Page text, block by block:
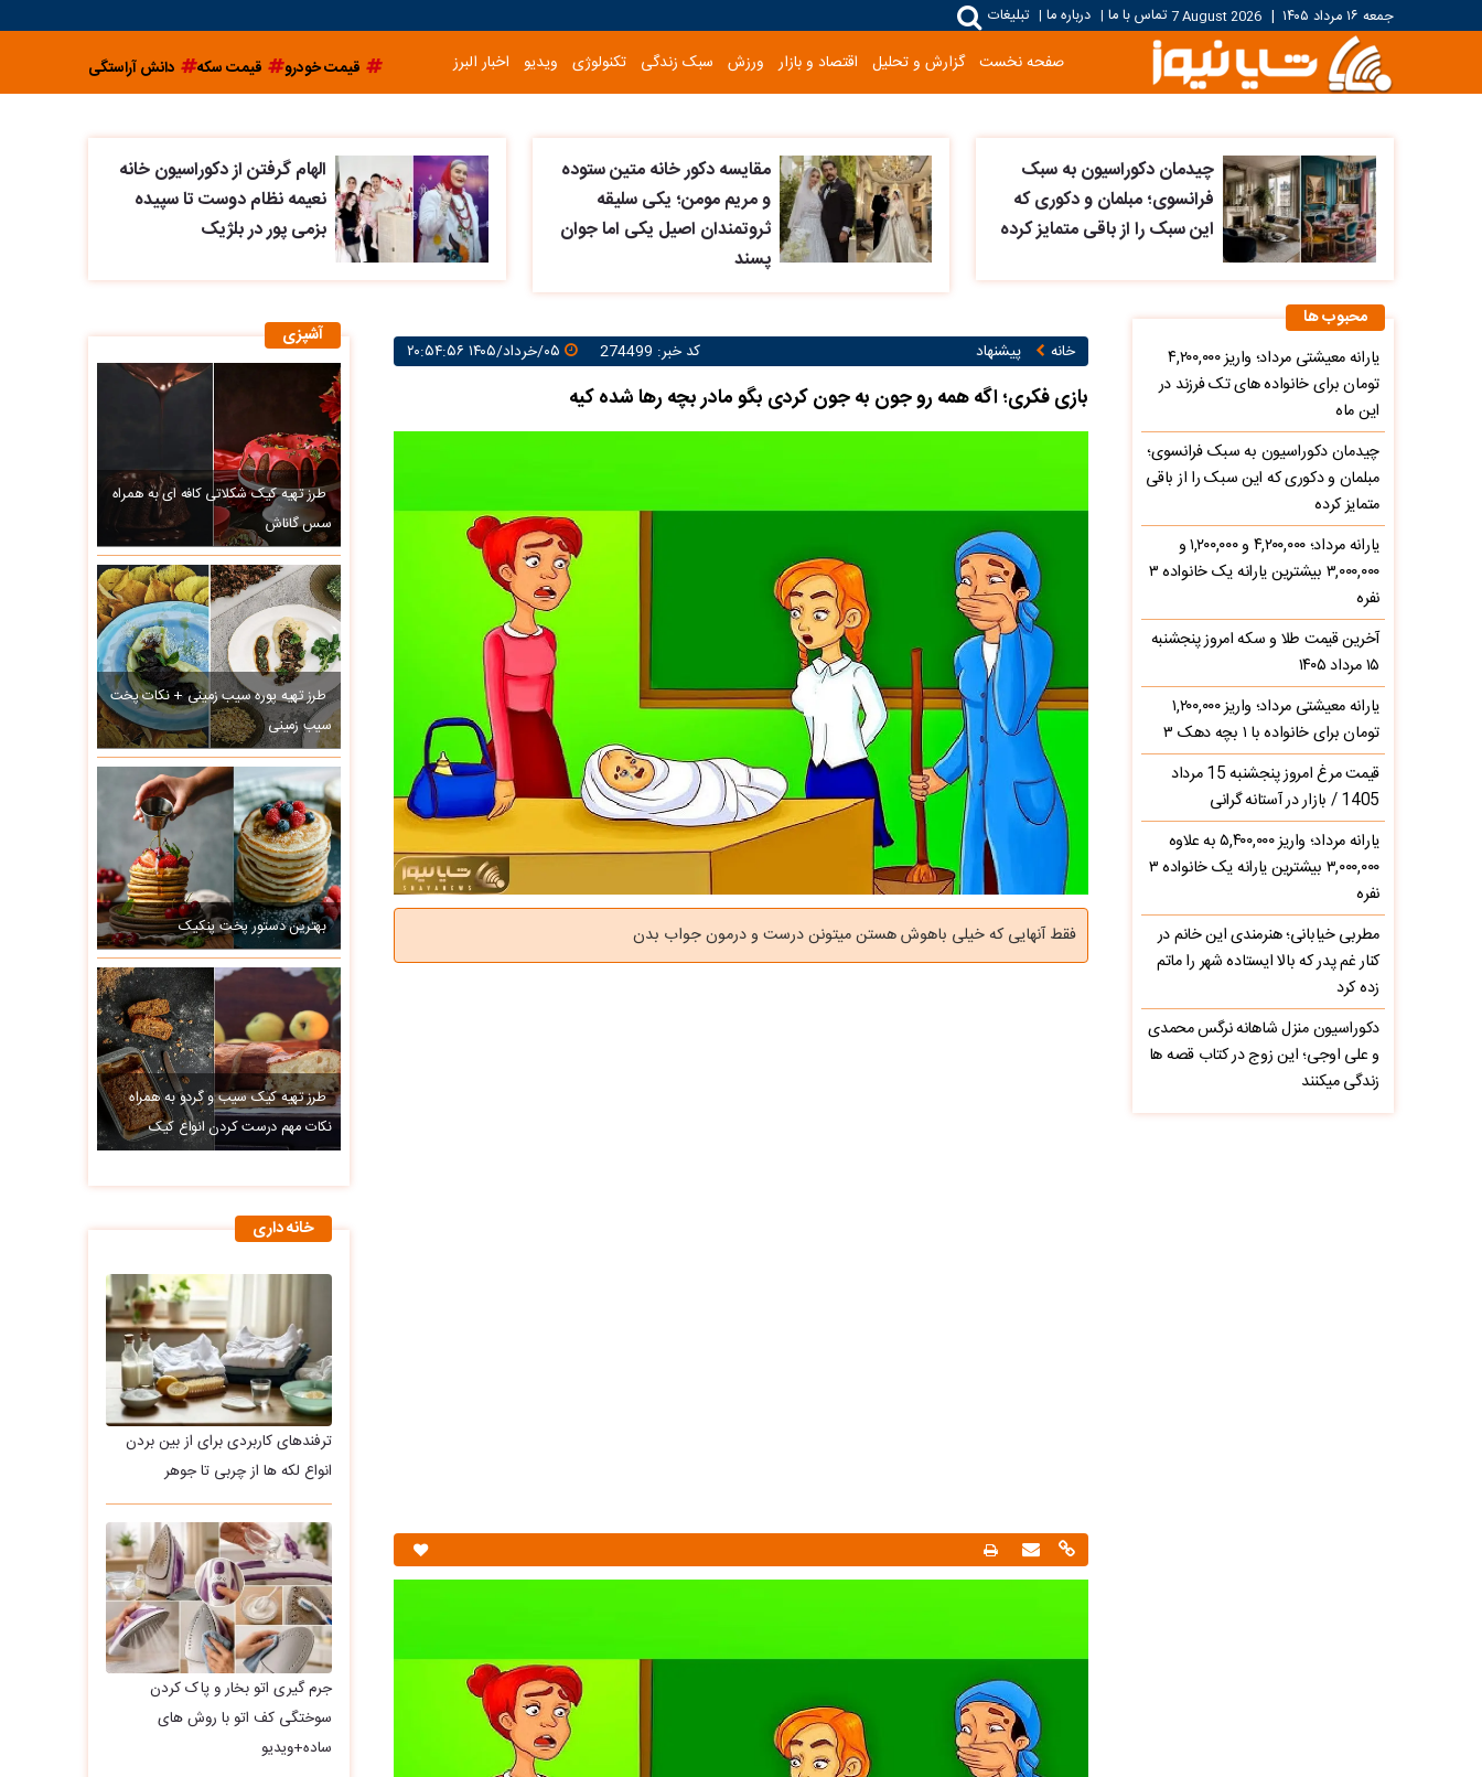
جمعه ۱۶ مرداد ۱۴۰۵ |
7 August 2026تماس با ما | درباره ما | تبلیغات
صفحه نخست گزارش و تحلیل اقتصاد و بازار ورزش سبک زندگی تکنولوژی ویدیو اخبار البرز قیمت خودرو قیمت سکه دانش آراستگی
چیدمان دکوراسیون به سبک
فرانسوی؛ مبلمان و دکوری که
این سبک را از باقی متمایز کرده
مقایسه دکور خانه متین ستوده
و مریم مومن؛ یکی سلیقه
ثروتمندان اصیل یکی اما جوان
پسند
الهام گرفتن از دکوراسیون خانه
نعیمه نظام دوست تا سپیده
بزمی پور در بلژیک
خانه پیشنهاد کد خبر: 274499
بازی فکری؛ اگه همه رو جون به جون کردی بگو مادر بچه رها شده کیه
فقط آنهایی که خیلی باهوش هستن میتونن درست و درمون جواب بدن
آشپزی
طرز تهیه کیک شکلاتی کافه ای به همراه
سس گاناش
طرز تهیه پوره سیب زمینی + نکات پخت
سیب زمینی
بهترین دستور پخت پنکیک
طرز تهیه کیک سیب و گردو به همراه
نکات مهم درست کردن انواع کیک
خانه داری
ترفندهای کاربردی برای از بین بردن
انواع لکه ها از چربی تا جوهر
جرم گیری اتو بخار و پاک کردن
سوختگی کف اتو با روش های
ساده+ویدیو
محبوب ها
یارانه معیشتی مرداد؛ واریز ۴,۲۰۰,۰۰۰
تومان برای خانواده های تک فرزند در
این ماه
چیدمان دکوراسیون به سبک فرانسوی؛
مبلمان و دکوری که این سبک را از باقی
متمایز کرده
یارانه مرداد؛ ۴,۲۰۰,۰۰۰ و ۱,۲۰۰,۰۰۰ و
۳,۰۰۰,۰۰۰ بیشترین یارانه یک خانواده ۳
نفره
آخرین قیمت طلا و سکه امروز پنجشنبه
۱۵ مرداد ۱۴۰۵
یارانه معیشتی مرداد؛ واریز ۱,۲۰۰,۰۰۰
تومان برای خانواده با ۱ بچه دهک ۳
قیمت مرغ امروز پنجشنبه 15 مرداد
1405 / بازار در آستانه گرانی
یارانه مرداد؛ واریز ۵,۴۰۰,۰۰۰ به علاوه
۳,۰۰۰,۰۰۰ بیشترین یارانه یک خانواده ۳
نفره
مطربی خیابانی؛ هنرمندی این خانم در
کنار غم پدر که بالا ایستاده شهر را ماتم
زده کرد
دکوراسیون منزل شاهانه نرگس محمدی
و علی اوجی؛ این زوج در کتاب قصه ها
زندگی میکنند